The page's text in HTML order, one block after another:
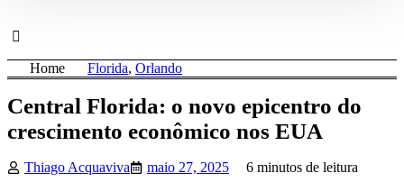
Home Florida, Orlando
Central Florida: o novo epicentro do
crescimento econômico nos EUA
Thiago Acquaviva maio 27, 2025 6 minutos de leitura